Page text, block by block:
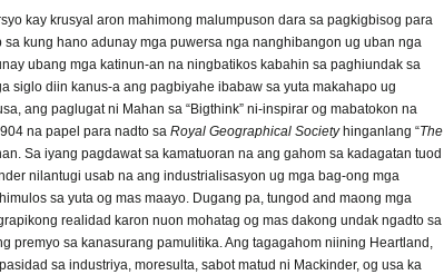
kay krusyal aron mahimong malumpuson dara sa pagkigbisog para
kung hano adunay mga puwersa nga nanghibangon ug uban nga
ubang mga katinun-an na ningbatikos kabahin sa paghiundak sa
siglo diin kanus-a ang pagbiyahe ibabaw sa yuta makahapo ug
ang paglugat ni Mahan sa “Bigthink” ni-inspirar og mabatokon na
na papel para nadto sa Royal Geographical Societyhinganlang “The
Sa iyang pagdawat sa kamatuoran na ang gahom sa kadagatan tuod
nilantugi usab na ang industrialisasyon ug mga bag-ong mga
sa yuta og mas maayo. Dugang pa, tungod and maong mga
realidad karon nuon mohatag og mas dakong undak ngadto sa
premyo sa kanasurang pamulitika. Ang tagagahom niining Heartland,
sa industriya, moresulta, sabot matud ni Mackinder, og usa ka